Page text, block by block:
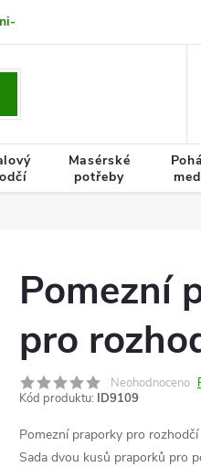
Masérské
potřeby
Pomezní
pro
Neohodnoceno
Kód produktu: ID9109
Pomezní praporky pro rozhodčí
Sada dvou kusů praporků pro